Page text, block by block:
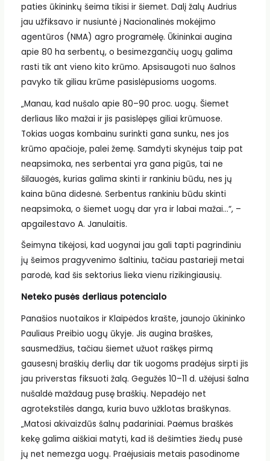
paties ūkininkų šeima tikisi ir šiemet. Dalį žalų Audrius
jau užfiksavo ir nusiuntė į Nacionalinės mokėjimo
agentūros (NMA) agro programėlę. Ūkininkai augina
apie 80 ha serbentų, o besimezgančių uogų galima
rasti tik ant vieno kito krūmo. Apsisaugoti nuo šalnos
pavyko tik giliau krūme pasislėpusioms uogoms.
„Manau, kad nušalo apie 80–90 proc. uogų. Šiemet
derliaus liko mažai ir jis pasislėpęs giliai krūmuose.
Tokias uogas kombainu surinkti gana sunku, nes jos
krūmo apačioje, palei žemę. Samdyti skynėjus taip pat
neapsimoka, nes serbentai yra gana pigūs, tai ne
šilauogės, kurias galima skinti ir rankiniu būdu, nes jų
kaina būna didesnė. Serbentus rankiniu būdu skinti
neapsimoka, o šiemet uogų dar yra ir labai mažai…“, –
apgailestavo A. Janulaitis.
Šeimyna tikėjosi, kad uogynai jau gali tapti pagrindiniu
jų šeimos pragyvenimo šaltiniu, tačiau pastarieji metai
parodė, kad šis sektorius lieka vienu rizikingiausių.
Neteko pusės derliaus potencialo
Panašios nuotaikos ir Klaipėdos krašte, jaunojo ūkininko
Pauliaus Preibio uogų ūkyje. Jis augina braškes,
sausmedžius, tačiau šiemet užuot raškęs pirmą
gausesnį braškių derlių dar tik uogoms pradėjus sirpti jis
jau priverstas fiksuoti žalą. Gegužės 10–11 d. užėjusi šalna
nušaldė maždaug pusę braškių. Nepadėjo net
agrotekstilės danga, kuria buvo užklotas braškynas.
„Matosi akivaizdūs šalnų padariniai. Paėmus braškės
kekę galima aiškiai matyti, kad iš dešimties žiedų pusė
jų net nemezga uogų. Praėjusiais metais pasodinome